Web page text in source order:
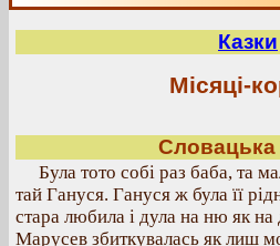
Казки
Місяці-
Словацька
Була тото собі раз баба, та
тай Гануся. Гануся ж була її
стара любила і дула на ню як
Марусев збиткувалась як лиш